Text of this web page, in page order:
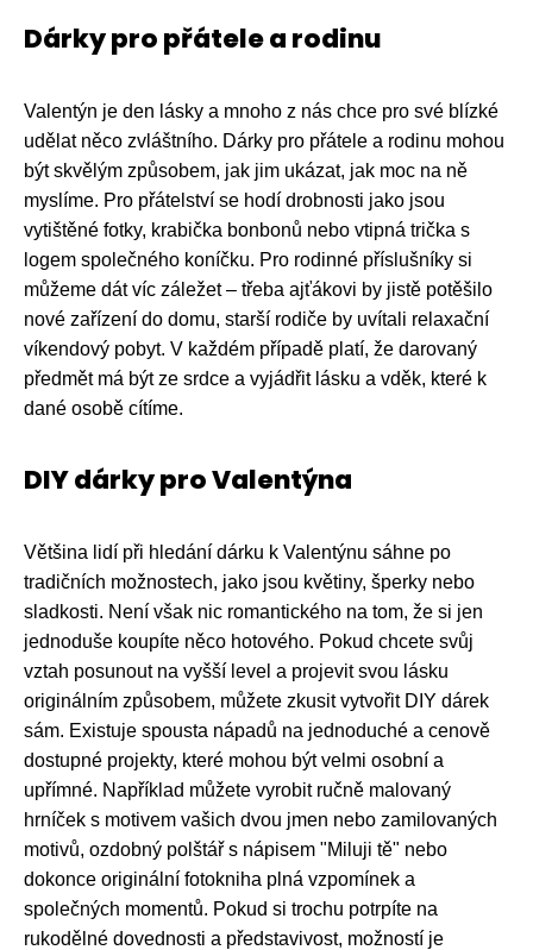
Dárky pro přátele a rodinu
Valentýn je den lásky a mnoho z nás chce pro své blízké
udělat něco zvláštního. Dárky pro přátele a rodinu mohou
být skvělým způsobem, jak jim ukázat, jak moc na ně
myslíme. Pro přátelství se hodí drobnosti jako jsou
vytištěné fotky, krabička bonbonů nebo vtipná trička s
logem společného koníčku. Pro rodinné příslušníky si
můžeme dát víc záležet – třeba ajťákovi by jistě potěšilo
nové zařízení do domu, starší rodiče by uvítali relaxační
víkendový pobyt. V každém případě platí, že darovaný
předmět má být ze srdce a vyjádřit lásku a vděk, které k
dané osobě cítíme.
DIY dárky pro Valentýna
Většina lidí při hledání dárku k Valentýnu sáhne po
tradičních možnostech, jako jsou květiny, šperky nebo
sladkosti. Není však nic romantického na tom, že si jen
jednoduše koupíte něco hotového. Pokud chcete svůj
vztah posunout na vyšší level a projevit svou lásku
originálním způsobem, můžete zkusit vytvořit DIY dárek
sám. Existuje spousta nápadů na jednoduché a cenově
dostupné projekty, které mohou být velmi osobní a
upřímné. Například můžete vyrobit ručně malovaný
hrníček s motivem vašich dvou jmen nebo zamilovaných
motivů, ozdobný polštář s nápisem "Miluji tě" nebo
dokonce originální fotokniha plná vzpomínek a
společných momentů. Pokud si trochu potrpíte na
rukodělné dovednosti a představivost, možností je